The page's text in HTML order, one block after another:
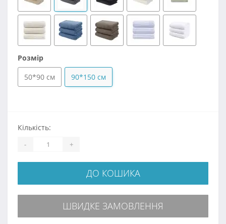
Розмір
50*90 см
90*150 см
Кількість:
- +
ДО КОШИКА
ШВИДКЕ ЗАМОВЛЕННЯ